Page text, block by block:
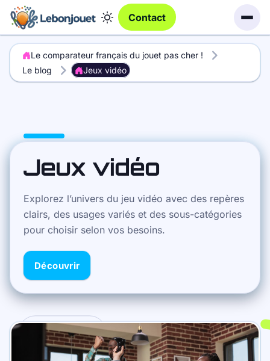
Contact
Le comparateur français du jouet pas cher !
Le blog
Jeux vidéo
Jeux vidéo
Explorez l’univers du jeu vidéo avec des repères
clairs, des usages variés et des sous-catégories
pour choisir selon vos besoins.
Découvrir